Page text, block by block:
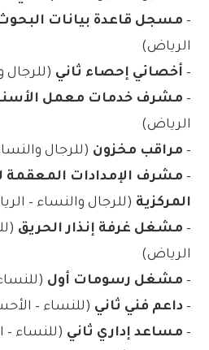
– مسجل قاعدة بيانات
الرياض)
– أخصائي إحصاء ثاني (للرجال
– مشرف خدمات معمل
الرياض)
– مراقب مخزون (للرجال
– مشرف الإمدادات المعقمة
المركزية (للرجال والنساء –
– مشغل غرفة إنذار الحريق
الرياض)
– مشغل رسومات أول
–داعم فني ثاني (للنساء –
– مساعد إداري ثاني (للنساء –